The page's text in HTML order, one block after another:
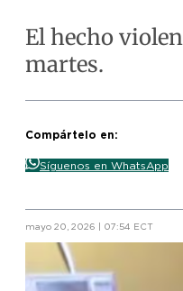
El hecho
martes.
Compártelo en:
Síguenos en WhatsApp
mayo 20, 2026 | 07:54 ECT